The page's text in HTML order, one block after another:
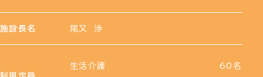
施設長名 尾又 渉
生活介護 60名